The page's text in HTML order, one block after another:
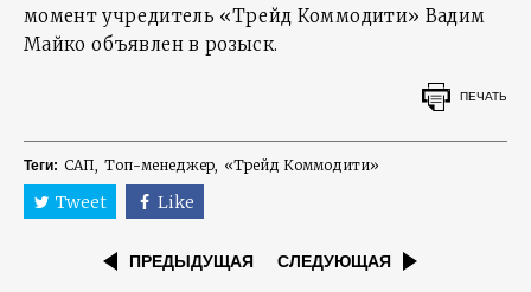
момент учредитель «Трейд Коммодити» Вадим
Майко объявлен в розыск.
ПЕЧАТЬ
Теги: САП Топ-менеджер «Трейд Коммодити»
Tweet Like
ПРЕДЫДУЩАЯ СЛЕДУЮЩАЯ